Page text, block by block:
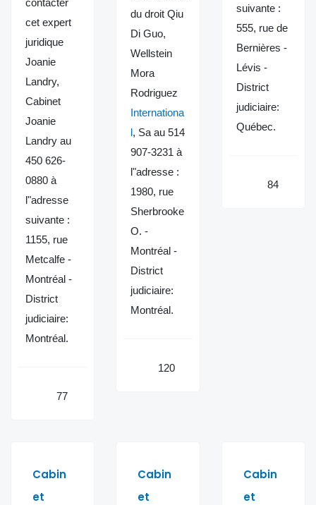
contacter
cet expert
juridique
Joanie
Landry,
Cabinet
Joanie
Landry au
450 626-
0880 à
l"adresse
suivante :
1155, rue
Metcalfe -
Montréal -
District
judiciaire:
Montréal.
77
du droit Qiu
Di Guo,
Wellstein
Mora
Rodriguez
Internationa
l, Sa au 514
907-3231 à
l"adresse :
1980, rue
Sherbrooke
O. -
Montréal -
District
judiciaire:
Montréal.
120
suivante :
555, rue de
Bernières -
Lévis -
District
judiciaire:
Québec.
84
Cabin
et
Cabin
et
Cabin
et